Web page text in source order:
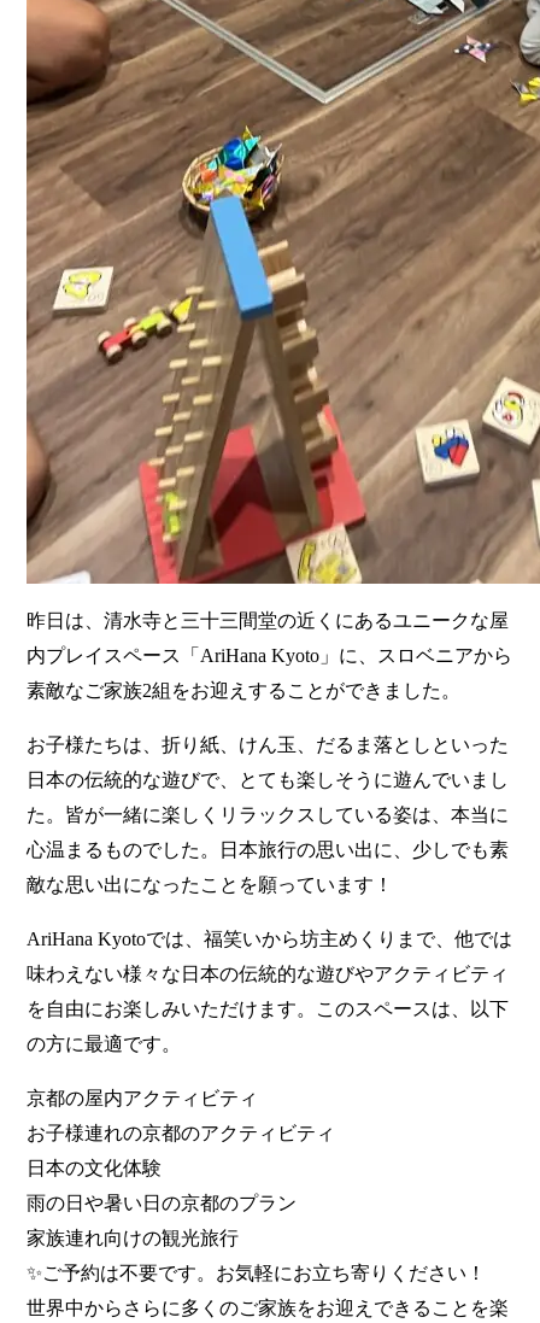
昨日は、清水寺と三十三間堂の近くにあるユニークな屋
内プレイスペース「AriHana Kyoto」に、スロベニアから
素敵なご家族2組をお迎えすることができました。
お子様たちは、折り紙、けん玉、だるま落としといった
日本の伝統的な遊びで、とても楽しそうに遊んでいまし
た。皆が一緒に楽しくリラックスしている姿は、本当に
心温まるものでした。日本旅行の思い出に、少しでも素
敵な思い出になったことを願っています！
AriHana Kyotoでは、福笑いから坊主めくりまで、他では
味わえない様々な日本の伝統的な遊びやアクティビティ
を自由にお楽しみいただけます。このスペースは、以下
の方に最適です。
京都の屋内アクティビティ
お子様連れの京都のアクティビティ
日本の文化体験
雨の日や暑い日の京都のプラン
家族連れ向けの観光旅行
✨ご予約は不要です。お気軽にお立ち寄りください！
世界中からさらに多くのご家族をお迎えできることを楽